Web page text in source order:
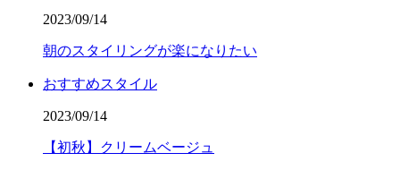
2023/09/14
朝のスタイリングが楽になりたい
おすすめスタイル
2023/09/14
【初秋】クリームベージュ